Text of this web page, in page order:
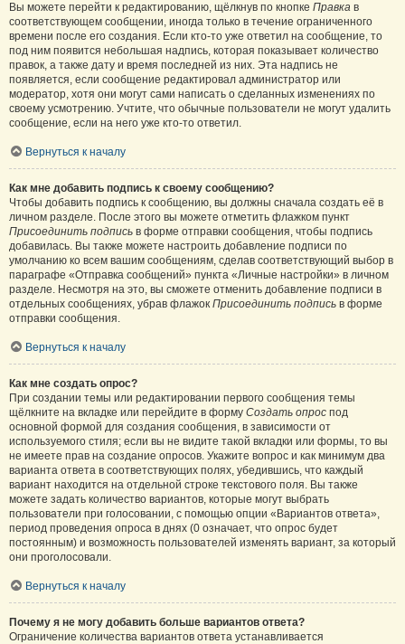
Вы можете перейти к редактированию, щёлкнув по кнопке Правка в
соответствующем сообщении, иногда только в течение ограниченного
времени после его создания. Если кто-то уже ответил на сообщение, то
под ним появится небольшая надпись, которая показывает количество
правок, а также дату и время последней из них. Эта надпись не
появляется, если сообщение редактировал администратор или
модератор, хотя они могут сами написать о сделанных изменениях по
своему усмотрению. Учтите, что обычные пользователи не могут удалить
сообщение, если на него уже кто-то ответил.
Вернуться к началу
Как мне добавить подпись к своему сообщению?
Чтобы добавить подпись к сообщению, вы должны сначала создать её в
личном разделе. После этого вы можете отметить флажком пункт
Присоединить подпись в форме отправки сообщения, чтобы подпись
добавилась. Вы также можете настроить добавление подписи по
умолчанию ко всем вашим сообщениям, сделав соответствующий выбор в
параграфе «Отправка сообщений» пункта «Личные настройки» в личном
разделе. Несмотря на это, вы сможете отменить добавление подписи в
отдельных сообщениях, убрав флажок Присоединить подпись в форме
отправки сообщения.
Вернуться к началу
Как мне создать опрос?
При создании темы или редактировании первого сообщения темы
щёлкните на вкладке или перейдите в форму Создать опрос под
основной формой для создания сообщения, в зависимости от
используемого стиля; если вы не видите такой вкладки или формы, то вы
не имеете прав на создание опросов. Укажите вопрос и как минимум два
варианта ответа в соответствующих полях, убедившись, что каждый
вариант находится на отдельной строке текстового поля. Вы также
можете задать количество вариантов, которые могут выбрать
пользователи при голосовании, с помощью опции «Вариантов ответа»,
период проведения опроса в днях (0 означает, что опрос будет
постоянным) и возможность пользователей изменять вариант, за который
они проголосовали.
Вернуться к началу
Почему я не могу добавить больше вариантов ответа?
Ограничение количества вариантов ответа устанавливается